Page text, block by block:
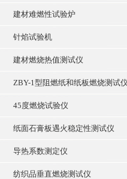
建材难燃性试验炉
针焰试验机
建材燃烧热值测试仪
ZBY-1型阻燃纸和纸板燃烧测试仪
45度燃烧试验仪
纸面石膏板遇火稳定性测试仪
导热系数测定仪
纺织品垂直燃烧测试仪